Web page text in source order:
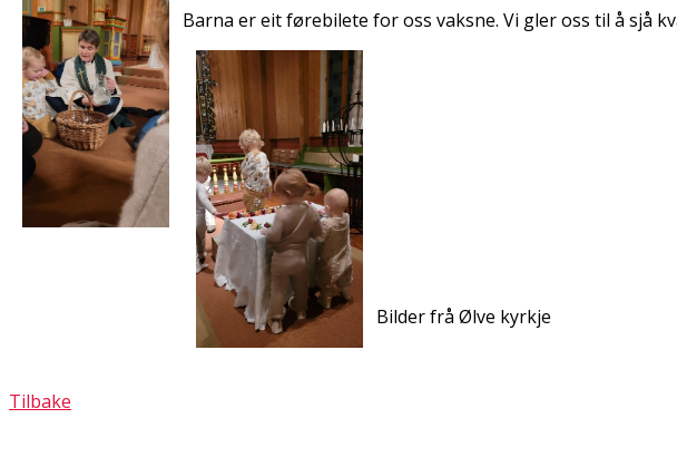
Barna er eit førebilete for oss vaksne. Vi gler oss til å sjå
Bilder frå Ølve kyrkje
Tilbake